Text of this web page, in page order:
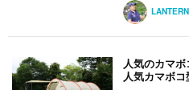
人気のカマ
人気カマボ